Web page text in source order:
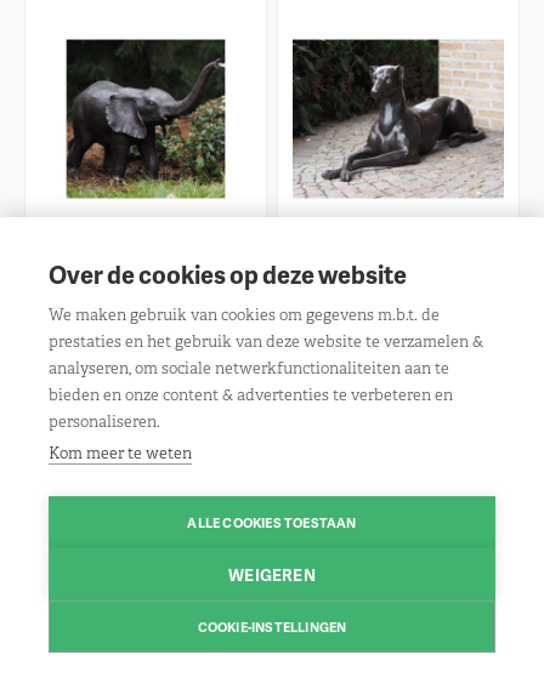
Kleine olifant H. 68 cm
€ 939.00
Liggende hond rechts
€ 2099.00
Over de cookies op deze website
We maken gebruik van cookies om gegevens m.b.t. de
prestaties en het gebruik van deze website te verzamelen &
analyseren, om sociale netwerkfunctionaliteiten aan te
bieden en onze content & advertenties te verbeteren en
personaliseren.
Kom meer te weten
ALLE COOKIES TOESTAAN
WEIGEREN
COOKIE-INSTELLINGEN